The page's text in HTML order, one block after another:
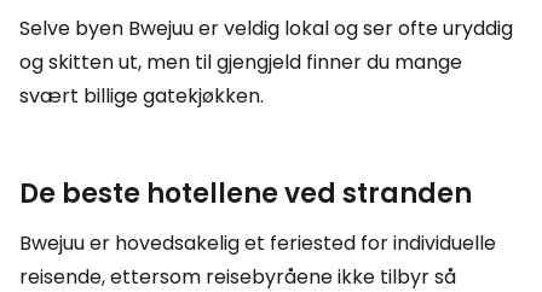
Selve byen Bwejuu er veldig lokal og ser ofte uryddig
og skitten ut, men til gjengjeld finner du mange
svært billige gatekjøkken.
De beste hotellene ved stranden
Bwejuu er hovedsakelig et feriested for individuelle
reisende, ettersom reisebyråene ikke tilbyr så